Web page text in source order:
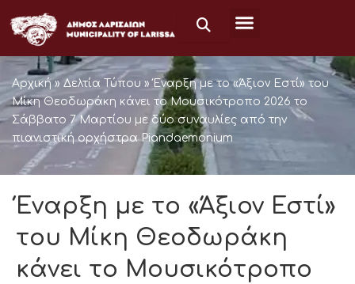
to
content
Αρχική » Δελτία Τύπου » Έναρξη με το «Άξιον Εστί» του
Μίκη Θεοδωράκη κάνει το Μουσικότροπο 2026 το
Σάββατο 7 Μαρτίου με δύο συναυλίες από την
πιανιστική ορχήστρα Piandaemonium
Έναρξη με το «Άξιον Εστί»
του Μίκη Θεοδωράκη
κάνει το Μουσικότροπο